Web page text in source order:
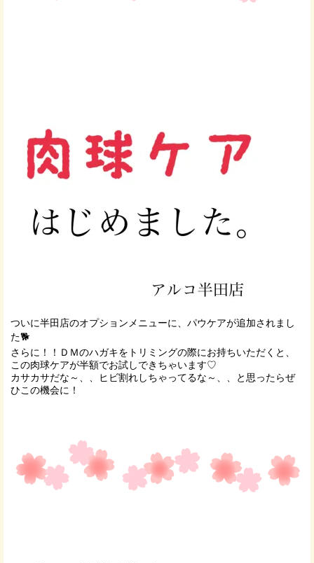
ついに半田店のオプションメニューに、パウケアが追加されまし
た🐕
さらに！！ＤＭのハガキをトリミングの際にお持ちいただくと、
この肉球ケアが半額でお試しできちゃいます♡
カサカサだな～、、ヒビ割れしちゃってるな～、、と思ったらぜ
ひこの機会に！